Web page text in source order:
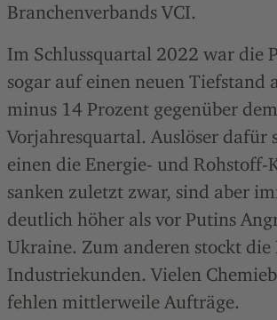
Branchenverbands VCI.
Im Schlussquartal 2022 war die
sogar auf einen neuen Tiefstand
minus 14 Prozent gegenüber dem
Vorjahresquartal. Auslöser dafür
einen die Energie- und Rohstoff-
sanken zuletzt zwar, sind aber
deutlich höher als vor Putins
Ukraine. Zum anderen stockt die
Industriekunden. Vielen
fehlen mittlerweile Aufträge.